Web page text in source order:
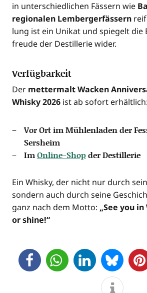
in unter­schied­li­chen Fäs­sern wie
regio­na­len Lem­ber­ger­fäs­sern
lung ist ein Uni­kat und spie­gelt
freu­de der Destil­le­rie wider.
Verfügbarkeit
Der met­ter­malt Wacken
Whis­ky 2026ist ab sofort erhältlich:
Vor Ort im Müh­len­la­den der
Sersheim
ImOnline-Shopder Destillerie
Ein Whis­ky, der nicht nur durch
son­dern auch durch sei­ne
ganz nach dem Mot­to: „See you
or shine!“